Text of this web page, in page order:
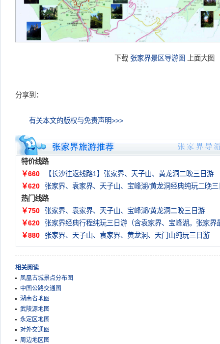
下载 张家界景区导游图 上面大图
分享到：
有关本文的版权与免责声明>>>
特价线路
￥660
【长沙往返线路1】张家界、天子山、黄龙洞二晚三日游
￥620
张家界、袁家界、天子山、宝峰湖/黄龙洞经典纯玩二晚三
热门线路
￥750
张家界、袁家界、天子山、宝峰湖/黄龙洞二晚三日游
￥620
张家界经典行程纯玩三日游（含袁家界、宝峰湖。张家界
￥880
张家界、天子山、袁家界、黄龙洞、天门山纯玩三日游
相关阅读
凤凰古城景点分布图
中国公路交通图
湖南省地图
武陵源地图
永定区地图
对外交通图
周边地区图